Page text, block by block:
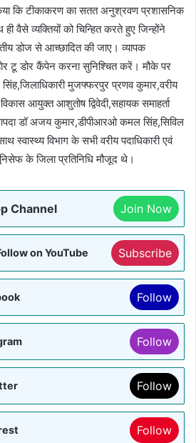
किया कि टीकाकरण का सतत अनुश्रवण प्रशासनिक
वैसे व्यक्तियों को चिन्हित करते हुए जिन्होंने
डोज से आच्छादित की जाए। व्यापक
टू डोर कैंपेन करना सुनिश्चित करें। मौके पर
मुजफ्फरपुर प्रणव कुमार,वरीय
आयुक्त आशुतोष द्विवेदी,सहायक समाहर्ता
डॉ अजय कुमार,डीपीआरओ कमल सिंह,सिविल
स्वास्थ्य विभाग के सभी वरीय पदाधिकारी एवं
के जिला प्रतिनिधि मौजूद थे।
Channel Join Now
on YouTube Subscribe
Follow
Follow
Follow
Follow